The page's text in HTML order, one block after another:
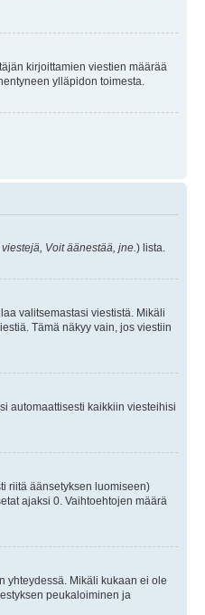
kirjoittamien viestien määrää
ylläpidon toimesta.
Voit äänestää, jne. ) lista.
valitsemastasi viestistä. Mikäli
Tämä näkyy vain, jos viestiin
automaattisesti kaikkiin viesteihisi
riitä äänsetyksen luomiseen)
ajaksi 0. Vaihtoehtojen määrä
yhteydessä. Mikäli kukaan ei ole
peukaloiminen ja